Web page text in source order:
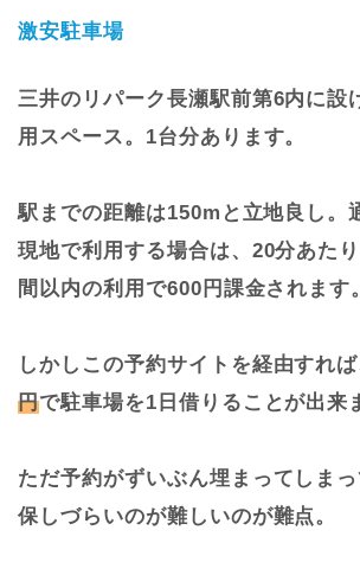
激安駐車場
三井のリパーク長瀬駅前第6内に設
用スペース。1台分あります。
駅までの距離は150mと立地良し。
現地で利用する場合は、20分あた
間以内の利用で600円課金されます。
しかしこの予約サイトを経由すれ
円で駐車場を1日借りることが出来
ただ予約がずいぶん埋まってしま
保しづらいのが難しいのが難点。